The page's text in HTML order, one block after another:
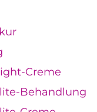
Creme
Behandlung